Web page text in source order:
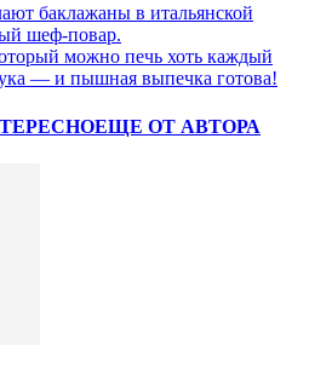
баклажаны в итальянской
шеф-повар.
можно печь хоть каждый
— и пышная выпечка готова!
ЕЩЕ ОТ АВТОРА